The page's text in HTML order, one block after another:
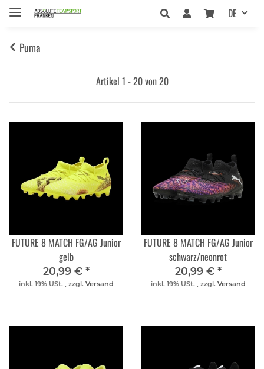
DE
Puma
Artikel 1 - 20 von 20
FUTURE 8 MATCH FG/AG Junior
gelb
20,99 € *
inkl. 19% USt. , zzgl. Versand
FUTURE 8 MATCH FG/AG Junior
schwarz/neonrot
20,99 € *
inkl. 19% USt. , zzgl. Versand